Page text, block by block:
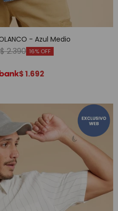
- Azul Medio
$2.390 16
$1.692